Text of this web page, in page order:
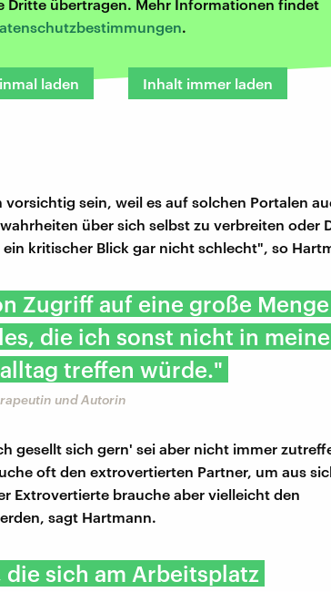
Dritte übertragen. Mehr Informationen findet
.
laden Inhalt immer laden
sein, weil es auf solchen Portalen
über sich selbst zu verbreiten oder
kritischer Blick gar nicht schlecht", so
Zugriff auf eine große Menge
die ich sonst nicht in
treffen würde."
und Autorin
gesellt sich gern' sei aber nicht immer
oft den extrovertierten Partner, um aus
Extrovertierte brauche aber vielleicht den
sagt Hartmann.
die sich am Arbeitsplatz